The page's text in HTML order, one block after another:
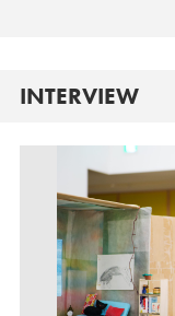
INTERVIEW